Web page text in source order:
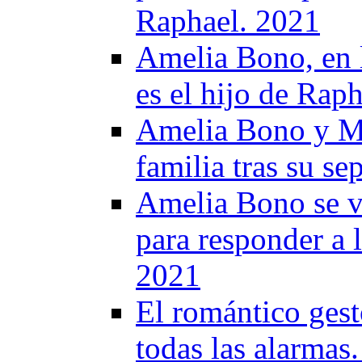
Raphael. 2021
Amelia Bono, en
es el hijo de
Amelia Bono y
familia tras su
Amelia Bono se
para responder
2021
El romántico
todas las